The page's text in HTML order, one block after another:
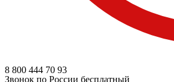
8 800 444 70 93
Звонок по России бесплатный